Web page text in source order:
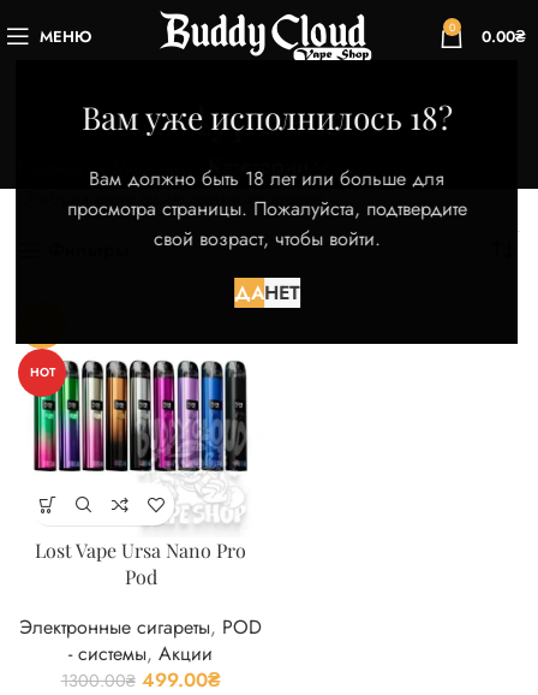
Вам уже исполнилось 18?
Вам должно быть 18 лет или больше для
просмотра страницы. Пожалуйста, подтвердите
свой возраст, чтобы войти.
ДАНЕТ
МЕНЮ 0 0.00₴
type - c
Категории
Товары с меткой “type - c”
Отображение единственного товара
HOT
Lost Vape Ursa Nano Pro
Pod
Электронные сигареты, POD
- системы, Акции
1300.00₴ 499.00₴